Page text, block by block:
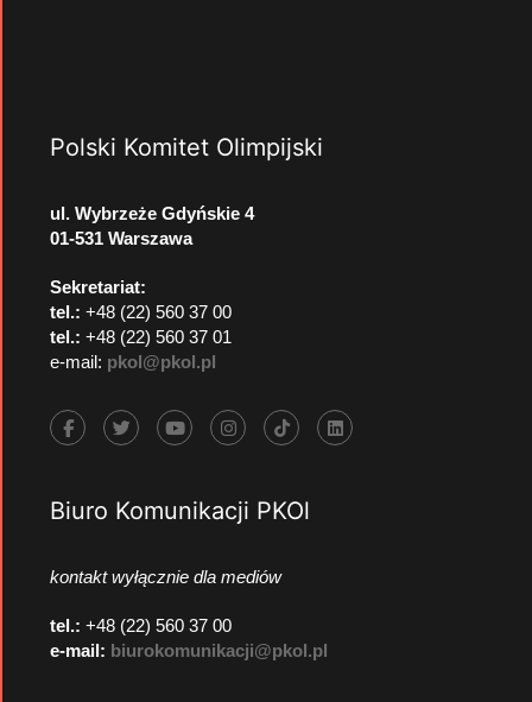
Polski Komitet Olimpijski
ul. Wybrzeże Gdyńskie 4
01-531 Warszawa
Sekretariat:
tel.: +48 (22) 560 37 00
tel.: +48 (22) 560 37 01
e-mail: pkol@pkol.pl
Biuro Komunikacji PKOl
kontakt wyłącznie dla mediów
tel.: +48 (22) 560 37 00
e-mail: biurokomunikacji@pkol.pl